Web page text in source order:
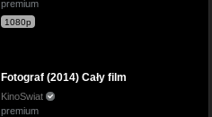
premium
1080p
Fotograf (2014) Cały film
KinoSwiat
premium